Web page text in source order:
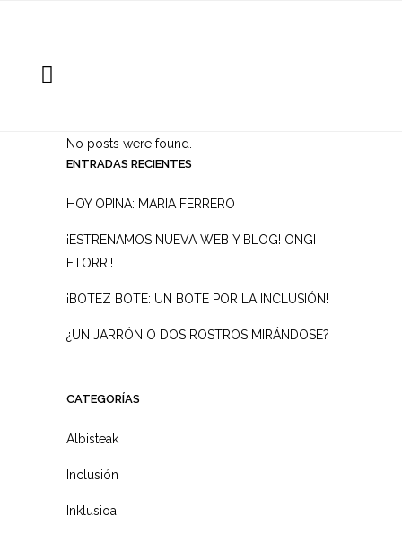
No posts were found.
ENTRADAS RECIENTES
HOY OPINA: MARIA FERRERO
¡ESTRENAMOS NUEVA WEB Y BLOG! ONGI
ETORRI!
¡BOTEZ BOTE: UN BOTE POR LA INCLUSIÓN!
¿UN JARRÓN O DOS ROSTROS MIRÁNDOSE?
CATEGORÍAS
Albisteak
Inclusión
Inklusioa